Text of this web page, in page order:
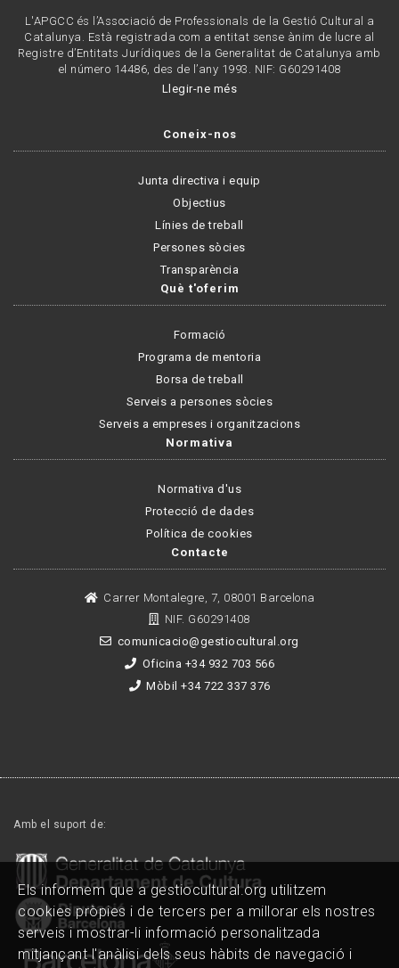
L'APGCC és l’Associació de Professionals de la Gestió Cultural a
Catalunya. Està registrada com a entitat sense ànim de lucre al
Registre d’Entitats Jurídiques de la Generalitat de Catalunya amb
el número 14486, des de l’any 1993. NIF: G60291408
Llegir-ne més
Coneix-nos
Junta directiva i equip
Objectius
Línies de treball
Persones sòcies
Transparència
Què t'oferim
Formació
Programa de mentoria
Borsa de treball
Serveis a persones sòcies
Serveis a empreses i organitzacions
Normativa
Normativa d'us
Protecció de dades
Política de cookies
Contacte
Carrer Montalegre, 7, 08001 Barcelona
NIF. G60291408
comunicacio@gestiocultural.org
Oficina +34 932 703 566
Mòbil +34 722 337 376
Amb el suport de:
Els informem que a gestiocultural.org utilitzem
cookies pròpies i de tercers per a millorar els nostres
serveis i mostrar-li informació personalitzada
mitjançant l'anàlisi dels seus hàbits de navegació i